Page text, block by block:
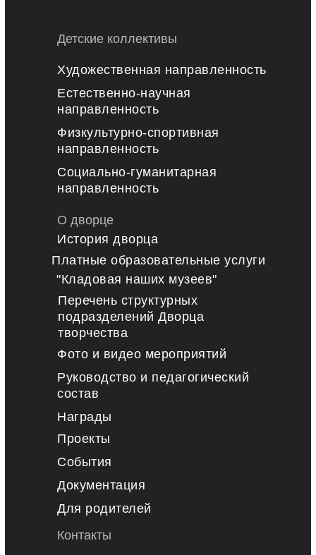
О дворце
Для родителей
Платные образовательные услуги
Проекты
События
Документация
Социально-гуманитарная
направленность
"Кладовая наших музеев"
История дворца
Перечень структурных
подразделений Дворца
творчества
Контакты
Художественная направленность
Естественно-научная
направленность
Физкультурно-спортивная
направленность
Руководство и педагогический
состав
Фото и видео мероприятий
Награды
Детские коллективы